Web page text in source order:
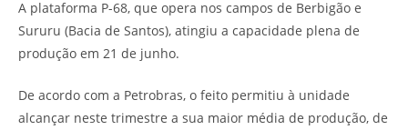
A plataforma P-68, que opera nos campos de Berbigão e
Sururu (Bacia de Santos), atingiu a capacidade plena de
produção em 21 de junho.
De acordo com a Petrobras, o feito permitiu à unidade
alcançar neste trimestre a sua maior média de produção, de